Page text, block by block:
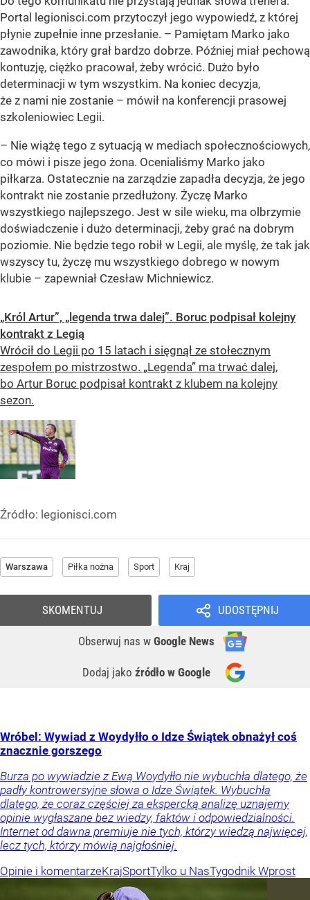
Portal legionisci.com przytoczył jego wypowiedź, z której
płynie zupełnie inne przesłanie. – Pamiętam Marko jako
zawodnika, który grał bardzo dobrze. Później miał pechową
kontuzję, ciężko pracował, żeby wrócić. Dużo było
determinacji w tym wszystkim. Na koniec decyzja,
że z nami nie zostanie – mówił na konferencji prasowej
szkoleniowiec Legii.
– Nie wiążę tego z sytuacją w mediach społecznościowych,
co mówi i pisze jego żona. Ocenialiśmy Marko jako
piłkarza. Ostatecznie na zarządzie zapadła decyzja, że jego
kontrakt nie zostanie przedłużony. Życzę Marko
wszystkiego najlepszego. Jest w sile wieku, ma olbrzymie
doświadczenie i dużo determinacji, żeby grać na dobrym
poziomie. Nie będzie tego robił w Legii, ale myślę, że tak jak
wszyscy tu, życzę mu wszystkiego dobrego w nowym
klubie – zapewniał Czesław Michniewicz.
„Król Artur”, „legenda trwa dalej”. Boruc podpisał kolejny
kontrakt z Legią
Wrócił do Legii po 15 latach i sięgnął ze stołecznym
zespołem po mistrzostwo. „Legenda” ma trwać dalej,
bo Artur Boruc podpisał kontrakt z klubem na kolejny
sezon.
Źródło: legionisci.com
Warszawa Piłka nożna Sport Kraj
UDOSTĘPNIJ
Obserwuj nas w Google News
Dodaj jako źródło w Google
SKOMENTUJ
Wróbel: Wywiad z Woydyłło o Idze Świątek obnażył coś
znacznie gorszego
Burza po wywiadzie z Ewą Woydyłło nie wybuchła dlatego, że
padły kontrowersyjne słowa o Idze Świątek. Wybuchła
dlatego, że coraz częściej za ekspercką analizę uznajemy
opinie wygłaszane bez wiedzy, faktów i odpowiedzialności.
Internet od dawna premiuje nie tych, którzy wiedzą najwięcej,
lecz tych, którzy mówią najgłośniej.
Opinie i komentarzeKrajSportTylko u NasTygodnik Wprost